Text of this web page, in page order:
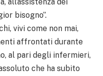
bisogno”.
vivi come non mai,
affrontati durante
al pari degli infermieri,
che ha subito